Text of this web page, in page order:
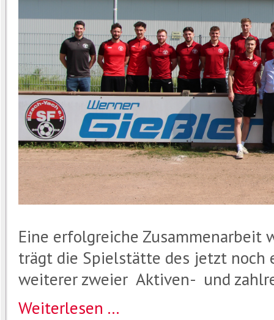
Eine erfolgreiche
trägt die Spielstätte des jetzt noch
weiterer zweier Aktiven- und
Weiterlesen ...